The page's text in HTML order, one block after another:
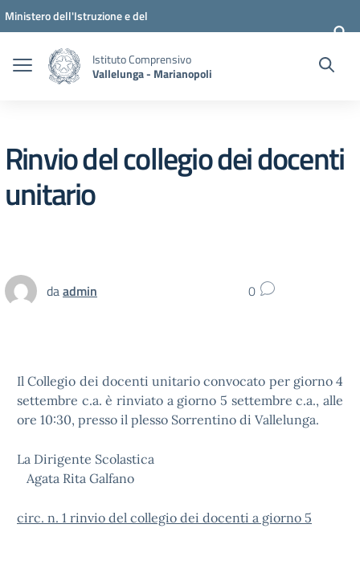
Vai ai contenuti
Vai al menu di navigazione
Vai al footer
Ministero dell'Istruzione e del
Istituto Comprensivo
Vallelunga - Marianopoli
Rinvio del collegio dei docenti
unitario
daadmin 0
Il Collegio dei docenti unitario convocato per giorno 4
settembre c.a. è rinviato a giorno 5 settembre c.a., alle
ore 10:30, presso il plesso Sorrentino di Vallelunga.
La Dirigente Scolastica
Agata Rita Galfano
circ. n. 1 rinvio del collegio dei docenti a giorno 5